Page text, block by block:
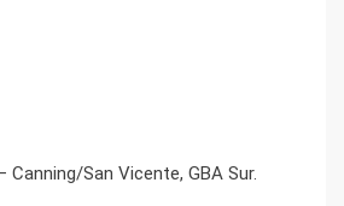
Canning/San Vicente, GBA Sur.